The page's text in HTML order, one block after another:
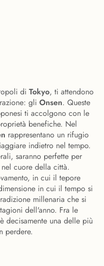
di Tokyo, ti attendono
gli Onsen. Queste
ti accolgono con le
benefiche. Nel
rappresentano un rifugio
indietro nel tempo.
saranno perfette per
cuore della città.
in cui il tepore
in cui il tempo si
millenaria che si
dell'anno. Fra le
decisamente una delle più
perdere.